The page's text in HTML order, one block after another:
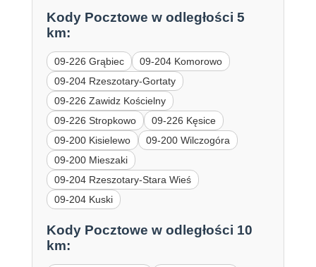
Kody Pocztowe w odległości 5
km:
09-226 Grąbiec
09-204 Komorowo
09-204 Rzeszotary-Gortaty
09-226 Zawidz Kościelny
09-226 Stropkowo
09-226 Kęsice
09-200 Kisielewo
09-200 Wilczogóra
09-200 Mieszaki
09-204 Rzeszotary-Stara Wieś
09-204 Kuski
Kody Pocztowe w odległości 10
km: